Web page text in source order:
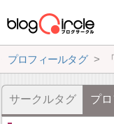
プロフィールタグ
サークルタグ プ